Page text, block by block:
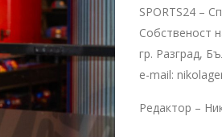
SPORTS24 –
Собственост
гр. Разград,
e-mail:
Редактор –